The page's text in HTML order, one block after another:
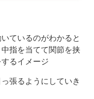
ているのがわかると
指を当てて関節を挟
るイメージ
張るようにしていき